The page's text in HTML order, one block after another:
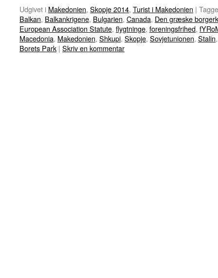
Udgivet i Makedonien, Skopje 2014, Turist i Makedonien |
Balkan, Balkankrigene, Bulgarien, Canada, Den græske
European Association Statute, flygtninge, foreningsfrihed,
Macedonia, Makedonien, Shkupi, Skopje, Sovjetunionen, Stalin
Borets Park | Skriv en kommentar